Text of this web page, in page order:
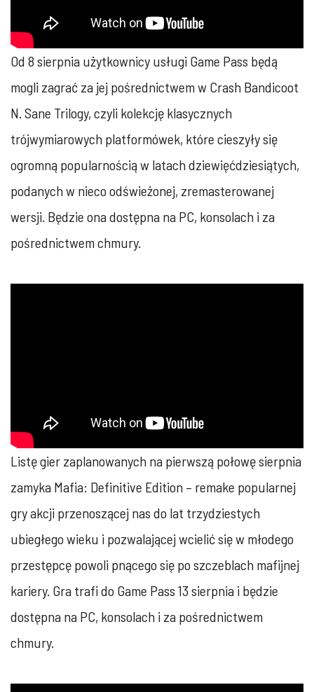
Od 8 sierpnia użytkownicy usługi Game Pass będą
mogli zagrać za jej pośrednictwem w Crash Bandicoot
N. Sane Trilogy, czyli kolekcję klasycznych
trójwymiarowych platformówek, które cieszyły się
ogromną popularnością w latach dziewięćdziesiątych,
podanych w nieco odświeżonej, zremasterowanej
wersji. Będzie ona dostępna na PC, konsolach i za
pośrednictwem chmury.
Listę gier zaplanowanych na pierwszą połowę sierpnia
zamyka Mafia: Definitive Edition – remake popularnej
gry akcji przenoszącej nas do lat trzydziestych
ubiegłego wieku i pozwalającej wcielić się w młodego
przestępcę powoli pnącego się po szczeblach mafijnej
kariery. Gra trafi do Game Pass 13 sierpnia i będzie
dostępna na PC, konsolach i za pośrednictwem
chmury.